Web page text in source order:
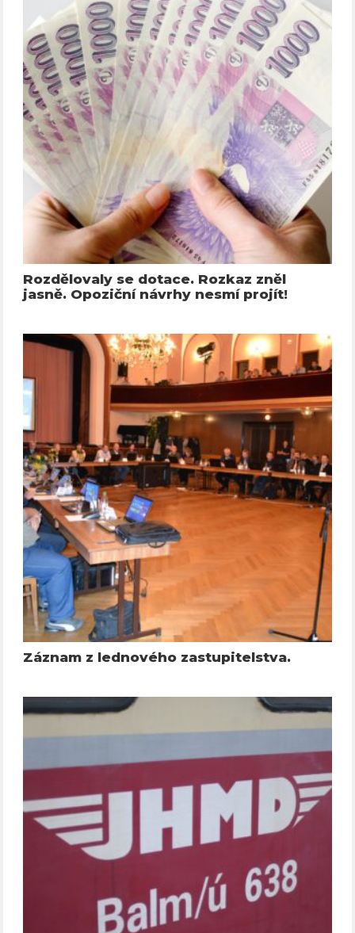
Rozdělovaly se dotace. Rozkaz zněl
jasně. Opoziční návrhy nesmí projít!
Záznam z lednového zastupitelstva.